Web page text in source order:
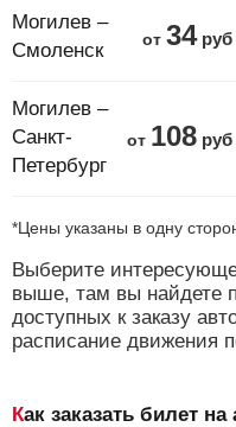
Могилев –
Смоленск
от 34 руб
Могилев –
Санкт-
Петербург
от 108 руб
*Цены указаны в одну
Выберите
выше, там вы найдете
доступных к заказу
расписание движения
Как заказать билет